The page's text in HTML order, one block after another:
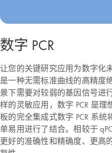
数字 PCR
让您的关键研究应用为数字化
是一种无需标准曲线的高精度
景下需要对较弱的基因信号进
样的灵敏应用，数字 PCR 是
板的完全集成式数字 PCR 系统
单易用进行了结合。相较于
更好的准确性和精确度、更高